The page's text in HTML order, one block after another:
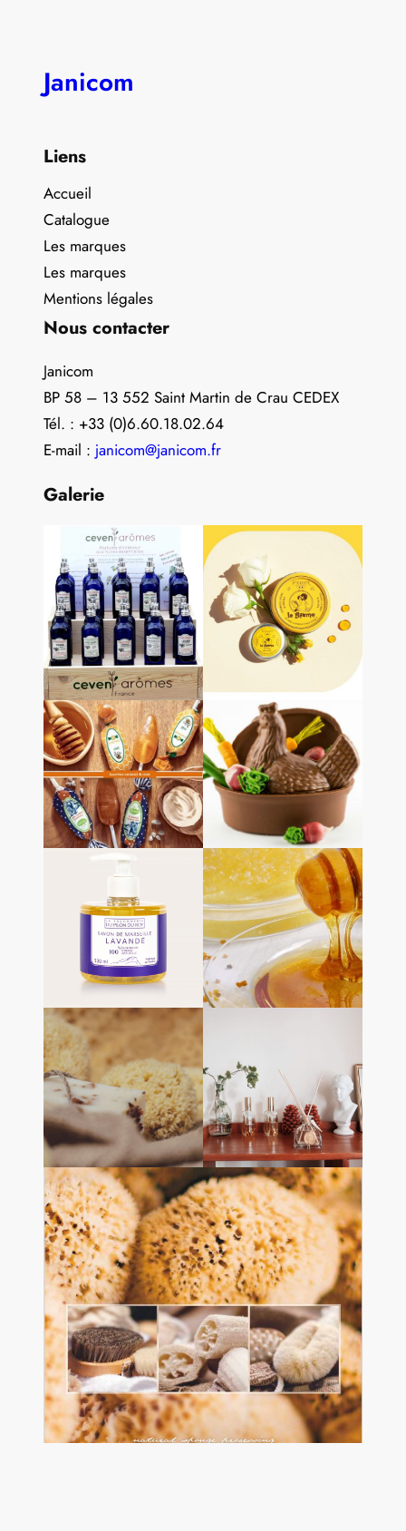
Janicom
Liens
Accueil
Catalogue
Les marques
Les marques
Mentions légales
Nous contacter
Janicom
BP 58 – 13 552 Saint Martin de Crau CEDEX
Tél. : +33 (0)6.60.18.02.64
E-mail : janicom@janicom.fr
Galerie